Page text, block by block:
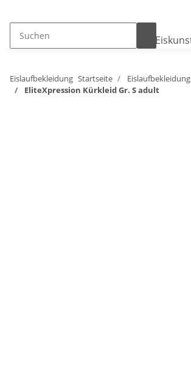
Eislaufbekleidung Startseite
Eislaufbekleidung
EliteXpression Kürkleid Gr. S adult